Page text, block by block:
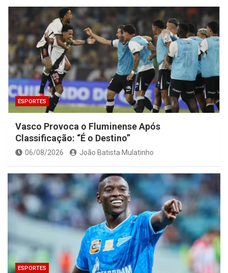
ESPORTES
Vasco Provoca o Fluminense Após
Classificação: “É o Destino”
06/08/2026 João Batista Mulatinho
ESPORTES